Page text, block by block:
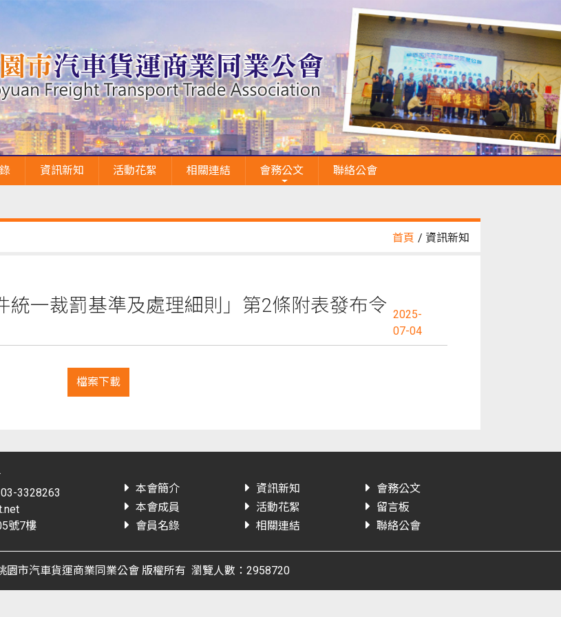
資訊新知 活動花絮 相關連結 會務公文 聯絡公會
首頁 / 資訊新知
統一裁罰基準及處理細則」第2條附表發布令 2025-
07-04
檔案下載
3328263
號7樓
本會簡介
本會成員
會員名錄
資訊新知
活動花絮
相關連結
會務公文
留言板
聯絡公會
園市汽車貨運商業同業公會 版權所有 瀏覽人數：2958720